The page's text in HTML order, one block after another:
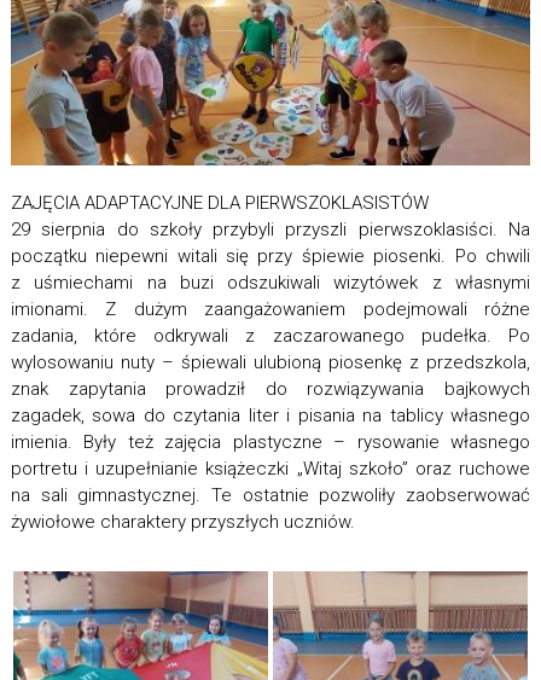
ZAJĘCIA ADAPTACYJNE DLA PIERWSZOKLASISTÓW
29 sierpnia do szkoły przybyli przyszli pierwszoklasiści. Na
początku niepewni witali się przy śpiewie piosenki. Po chwili
z uśmiechami na buzi odszukiwali wizytówek z własnymi
imionami. Z dużym zaangażowaniem podejmowali różne
zadania, które odkrywali z zaczarowanego pudełka. Po
wylosowaniu nuty – śpiewali ulubioną piosenkę z przedszkola,
znak zapytania prowadził do rozwiązywania bajkowych
zagadek, sowa do czytania liter i pisania na tablicy własnego
imienia. Były też zajęcia plastyczne – rysowanie własnego
portretu i uzupełnianie książeczki „Witaj szkoło” oraz ruchowe
na sali gimnastycznej. Te ostatnie pozwoliły zaobserwować
żywiołowe charaktery przyszłych uczniów.